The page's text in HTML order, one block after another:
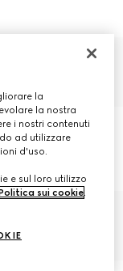
in legno con dettaglio
la
la nostra
i nostri contenuti
ad utilizzare
d'uso.
e sul loro utilizzo
sui cookie